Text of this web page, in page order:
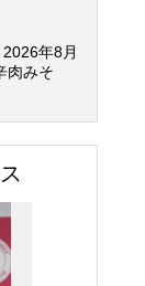
2026年8月
肉みそ